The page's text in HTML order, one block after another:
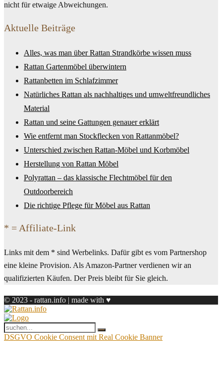
nicht für etwaige Abweichungen.
Aktuelle Beiträge
Alles, was man über Rattan Strandkörbe wissen muss
Rattan Gartenmöbel überwintern
Rattanbetten im Schlafzimmer
Natürliches Rattan als nachhaltiges und umweltfreundliches
Material
Rattan und seine Gattungen genauer erklärt
Wie entfernt man Stockflecken von Rattanmöbel?
Unterschied zwischen Rattan-Möbel und Korbmöbel
Herstellung von Rattan Möbel
Polyrattan – das klassische Flechtmöbel für den
Outdoorbereich
Die richtige Pflege für Möbel aus Rattan
* = Affiliate-Link
Links mit dem * sind Werbelinks. Dafür gibt es vom Partnershop
eine kleine Provision. Als Amazon-Partner verdienen wir an
qualifizierten Käufen. Der Preis bleibt für Sie gleich.
© 2023 - rattan.info | made with ♥
DSGVO Cookie Consent mit Real Cookie Banner